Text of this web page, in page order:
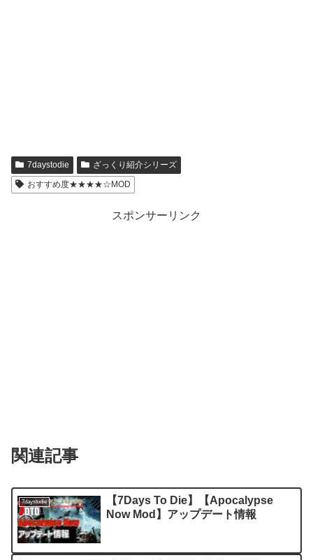
7daystodie
ざっくり紹介シリーズ
おすすめ度★★★★☆MOD
スポンサーリンク
関連記事
7daystodie
【7Days To Die】【Apocalypse
Now Mod】アップデート情報